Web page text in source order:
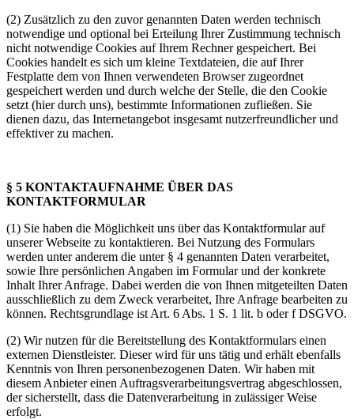
(2) Zusätzlich zu den zuvor genannten Daten werden technisch
notwendige und optional bei Erteilung Ihrer Zustimmung technisch
nicht notwendige Cookies auf Ihrem Rechner gespeichert. Bei
Cookies handelt es sich um kleine Textdateien, die auf Ihrer
Festplatte dem von Ihnen verwendeten Browser zugeordnet
gespeichert werden und durch welche der Stelle, die den Cookie
setzt (hier durch uns), bestimmte Informationen zufließen. Sie
dienen dazu, das Internetangebot insgesamt nutzerfreundlicher und
effektiver zu machen.
§ 5 KONTAKTAUFNAHME ÜBER DAS
KONTAKTFORMULAR
(1) Sie haben die Möglichkeit uns über das Kontaktformular auf
unserer Webseite zu kontaktieren. Bei Nutzung des Formulars
werden unter anderem die unter § 4 genannten Daten verarbeitet,
sowie Ihre persönlichen Angaben im Formular und der konkrete
Inhalt Ihrer Anfrage. Dabei werden die von Ihnen mitgeteilten Daten
ausschließlich zu dem Zweck verarbeitet, Ihre Anfrage bearbeiten zu
können. Rechtsgrundlage ist Art. 6 Abs. 1 S. 1 lit. b oder f DSGVO.
(2) Wir nutzen für die Bereitstellung des Kontaktformulars einen
externen Dienstleister. Dieser wird für uns tätig und erhält ebenfalls
Kenntnis von Ihren personenbezogenen Daten. Wir haben mit
diesem Anbieter einen Auftragsverarbeitungsvertrag abgeschlossen,
der sicherstellt, dass die Datenverarbeitung in zulässiger Weise
erfolgt.